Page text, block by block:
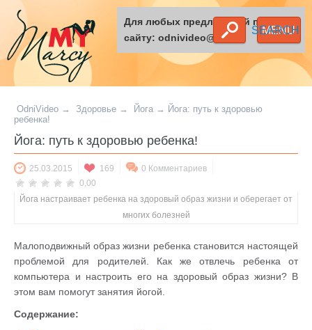
MENU
SEARCH
OdniVideo → Здоровье → Йога → Йога: путь к здоровью
ребенка!
Йога: путь к здоровью ребенка!
25.03.2015 169
0 Комментариев
0,00
Йога настраивает ребенка на здоровый образ жизни и оберегает от
многих болезней
Малоподвижный образ жизни ребенка становится настоящей
проблемой для родителей. Как же отвлечь ребенка от
компьютера и настроить его на здоровый образ жизни? В
этом вам помогут занятия йогой.
Содержание:
Для любых предложений по
сайту: odnivideo@cp9.ru